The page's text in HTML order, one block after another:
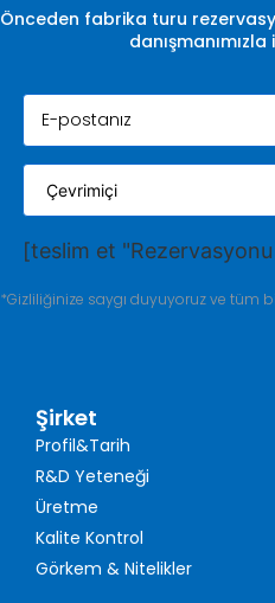
Önceden fabrika turu
[teslim et
*Gizliliğinize saygı duyuyoruz ve tüm
Şirket
Profil&Tarih
R&D Yeteneği
Üretme
Kalite Kontrol
Görkem & Nitelikler